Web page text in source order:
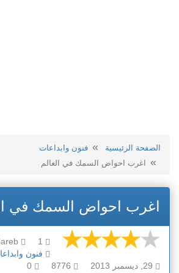
الصفحة الرئيسية
فنون وابداعات
اغرب احواض السمك في العالم
اغرب احواض السمك في
1
فنون